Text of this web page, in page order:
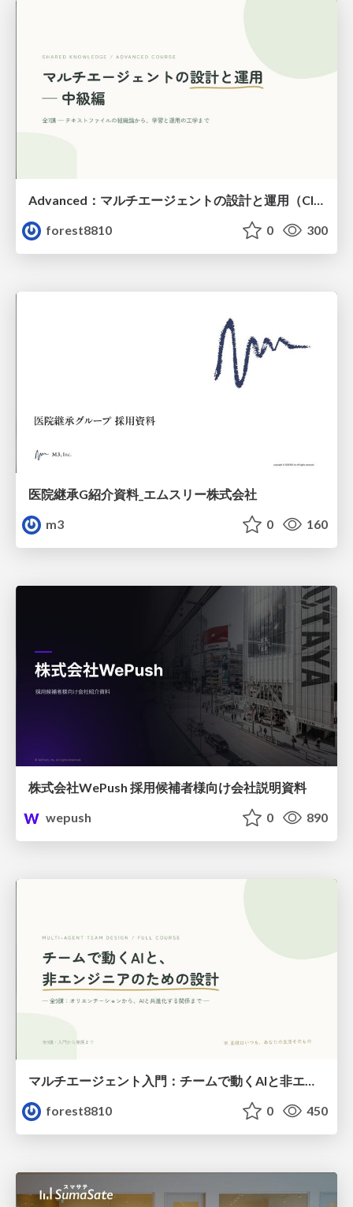
Advanced：マルチエージェントの設計と運用（Claude Code）
forest8810
0 300
医院継承G紹介資料_エムスリー株式会社
m3
0 160
株式会社WePush 採用候補者様向け会社説明資料
wepush
0 890
マルチエージェント入門：チームで動くAIと非エンジニアのための設計（Claude Code）
forest8810
0 450